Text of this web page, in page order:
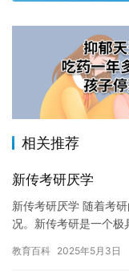
相关推荐
新传考研厌学
新传考研厌学 随着考
况。新传考研是一个极
传考研…
教育百科 2025年5月3日